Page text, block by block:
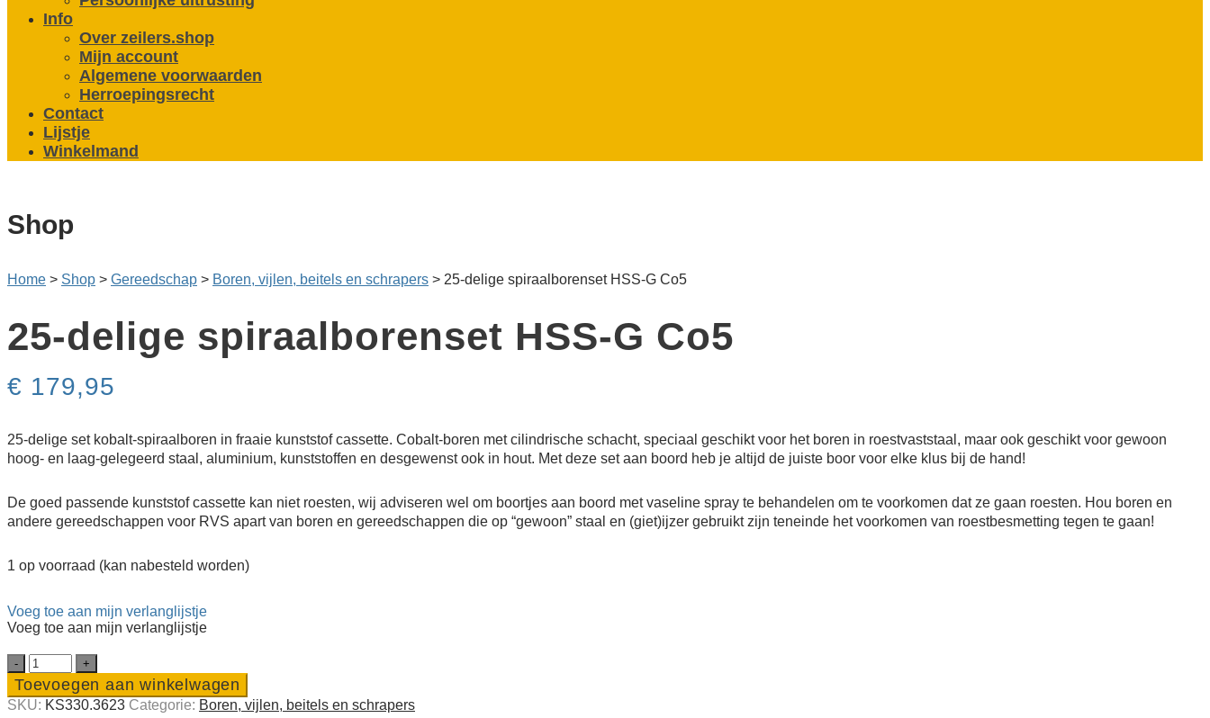
Info
Over zeilers.shop
Mijn account
Algemene voorwaarden
Herroepingsrecht
Contact
Lijstje
Winkelmand
Shop
Home > Shop > Gereedschap > Boren, vijlen, beitels en schrapers > 25-delige spiraal­boren­set HSS-G Co5
25-delige spiraal­boren­set HSS-G Co5
€ 179,95
25-delige set kobalt-spiraalboren in fraaie kunststof cassette. Cobalt-boren met cilindrische schacht, speciaal geschikt voor het boren in roestvaststaal, maar ook geschikt voor gewoon
hoog- en laag-gelegeerd staal, aluminium, kunststoffen en desgewenst ook in hout. Met deze set aan boord heb je altijd de juiste boor voor elke klus bij de hand!
De goed passende kunststof cassette kan niet roesten, wij adviseren wel om boortjes aan boord met vaseline spray te behandelen om te voorkomen dat ze gaan roesten. Hou boren en
andere gereedschappen voor RVS apart van boren en gereedschappen die op “gewoon” staal en (giet)ijzer gebruikt zijn teneinde het voorkomen van roestbesmetting tegen te gaan!
1 op voorraad (kan nabesteld worden)
Voeg toe aan mijn verlanglijstje
Voeg toe aan mijn verlanglijstje
25-
delige
spiraal­
boren­
Toevoegen aan winkelwagen
SKU: KS330.3623 Categorie: Boren, vijlen, beitels en schrapers